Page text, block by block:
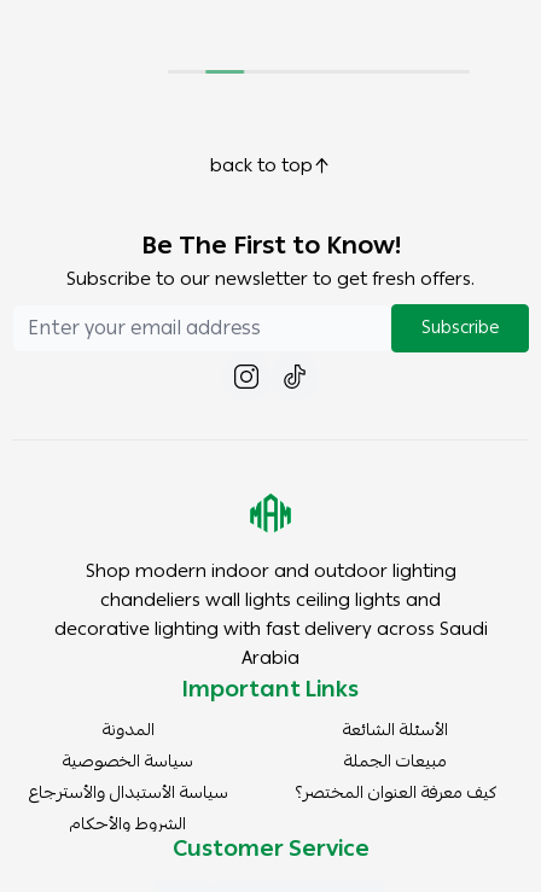
back to top
Be The First to Know!
Subscribe to our newsletter to get fresh offers.
Subscribe
Shop modern indoor and outdoor lighting
chandeliers wall lights ceiling lights and
decorative lighting with fast delivery across Saudi
Arabia
Important Links
المدونة
سياسة الخصوصية
سياسة الأستبدال والأسترجاع
الشروط والأحكام
الأسئلة الشائعة
مبيعات الجملة
كيف معرفة العنوان المختصر؟
Customer Service